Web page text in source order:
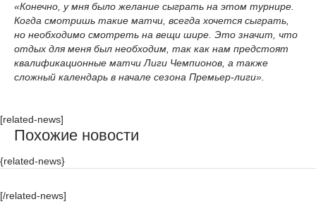
«Конечно, у мня было желание сыграть на этом турнире.
Когда смотришь такие матчи, всегда хочется сыграть,
но необходимо смотреть на вещи шире. Это значит, что
отдых для меня был необходим, так как нам предстоят
квалификационные матчи Лиги Чемпионов, а также
сложный календарь в начале сезона Премьер-лиги».
[related-news]
Похожие новости
{related-news}
[/related-news]